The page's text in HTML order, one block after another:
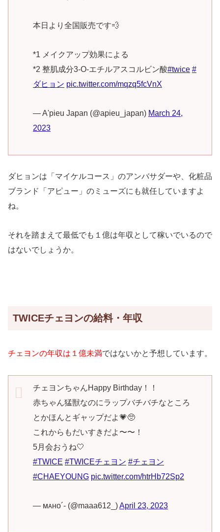
本日より全国販売です💨
*1 メイクアップ効果による
*2 整肌成分3-O-エチルアスコルビン酸#twice #
ダヒョン pic.twitter.com/mqzq5fcVnX
— A'pieu Japan (@apieu_japan) March 24,
2023
ダヒョンは「マイケルコース」のアンバサダーや、化粧品
ブランド「アピュー」のミューズにも就任していますよ
ね。
それを踏まえて最低でも１億は年収として稼いでいるので
はないでしょうか。
TWICEチェヨンの給料・年収
チェヨンの年収は１億未満ではないかと予想しています。
チェヨンちゃんHappy Birthday！！
赤ちゃん猛獣なのにラップバチバチなところ
とかほんとギャップだよ💗🥺
これからもだいすきだよ〜〜！
5月会おうね🤍
#TWICE #TWICEチェヨン #チェヨン
#CHAEYOUNG pic.twitter.com/htrHb72Sp2
— ᴍᴀʜᴏ´- (@maaa612_)April 23, 2023